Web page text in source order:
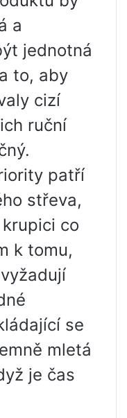
a
jednotná
to, aby
cizí
ruční
patří
střeva,
co
k tomu,
se
mletá
je čas